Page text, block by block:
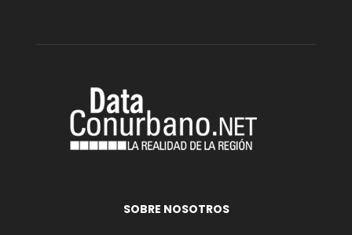
SOBRE NOSOTROS